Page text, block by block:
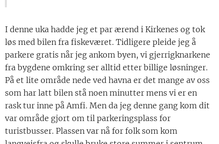
I denne uka hadde jeg et par ærend i Kirkenes og tok
løs med bilen fra fiskeværet. Tidligere pleide jeg å
parkere gratis når jeg ankom byen, vi gjerrigknarkene
fra bygdene omkring ser alltid etter billige løsninger.
På et lite område nede ved havna er det mange av oss
som har latt bilen stå noen minutter mens vi er en
rask tur inne på Amfi. Men da jeg denne gang kom dit
var område gjort om til parkeringsplass for
turistbusser. Plassen var nå for folk som kom